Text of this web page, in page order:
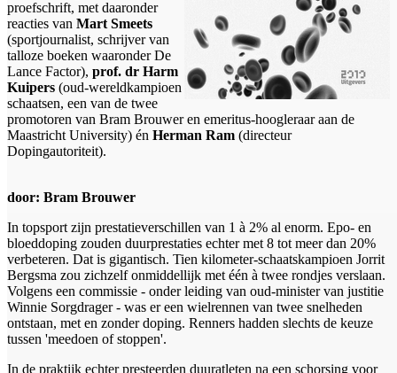
proefschrift, met daaronder
reacties van Mart Smeets
(sportjournalist, schrijver van
talloze boeken waaronder De
Lance Factor), prof. dr Harm
Kuipers (oud-wereldkampioen
schaatsen, een van de twee
promotoren van Bram Brouwer en emeritus-hoogleraar aan de
Maastricht University) én Herman Ram (directeur
Dopingautoriteit).
door: Bram Brouwer
In topsport zijn prestatieverschillen van 1 à 2% al enorm. Epo- en
bloeddoping zouden duurprestaties echter met 8 tot meer dan 20%
verbeteren. Dat is gigantisch. Tien kilometer-schaatskampioen Jorrit
Bergsma zou zichzelf onmiddellijk met één à twee rondjes verslaan.
Volgens een commissie - onder leiding van oud-minister van justitie
Winnie Sorgdrager - was er een wielrennen van twee snelheden
ontstaan, met en zonder doping. Renners hadden slechts de keuze
tussen 'meedoen of stoppen'.
In de praktijk echter presteerden duuratleten na een schorsing voor